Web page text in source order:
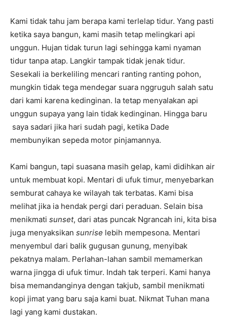
Kami tidak tahu jam berapa kami terlelap tidur. Yang pasti
ketika saya bangun, kami masih tetap melingkari api
unggun. Hujan tidak turun lagi sehingga kami nyaman
tidur tanpa atap. Langkir tampak tidak jenak tidur.
Sesekali ia berkeliling mencari ranting ranting pohon,
mungkin tidak tega mendegar suara nggruguh salah satu
dari kami karena kedinginan. Ia tetap menyalakan api
unggun supaya yang lain tidak kedinginan. Hingga baru
saya sadari jika hari sudah pagi, ketika Dade
membunyikan sepeda motor pinjamannya.
Kami bangun, tapi suasana masih gelap, kami didihkan air
untuk membuat kopi. Mentari di ufuk timur, menyebarkan
semburat cahaya ke wilayah tak terbatas. Kami bisa
melihat jika ia hendak pergi dari peraduan. Selain bisa
menikmati sunset, dari atas puncak Ngrancah ini, kita bisa
juga menyaksikan sunrise lebih mempesona. Mentari
menyembul dari balik gugusan gunung, menyibak
pekatnya malam. Perlahan-lahan sambil memamerkan
warna jingga di ufuk timur. Indah tak terperi. Kami hanya
bisa memandanginya dengan takjub, sambil menikmati
kopi jimat yang baru saja kami buat. Nikmat Tuhan mana
lagi yang kami dustakan.